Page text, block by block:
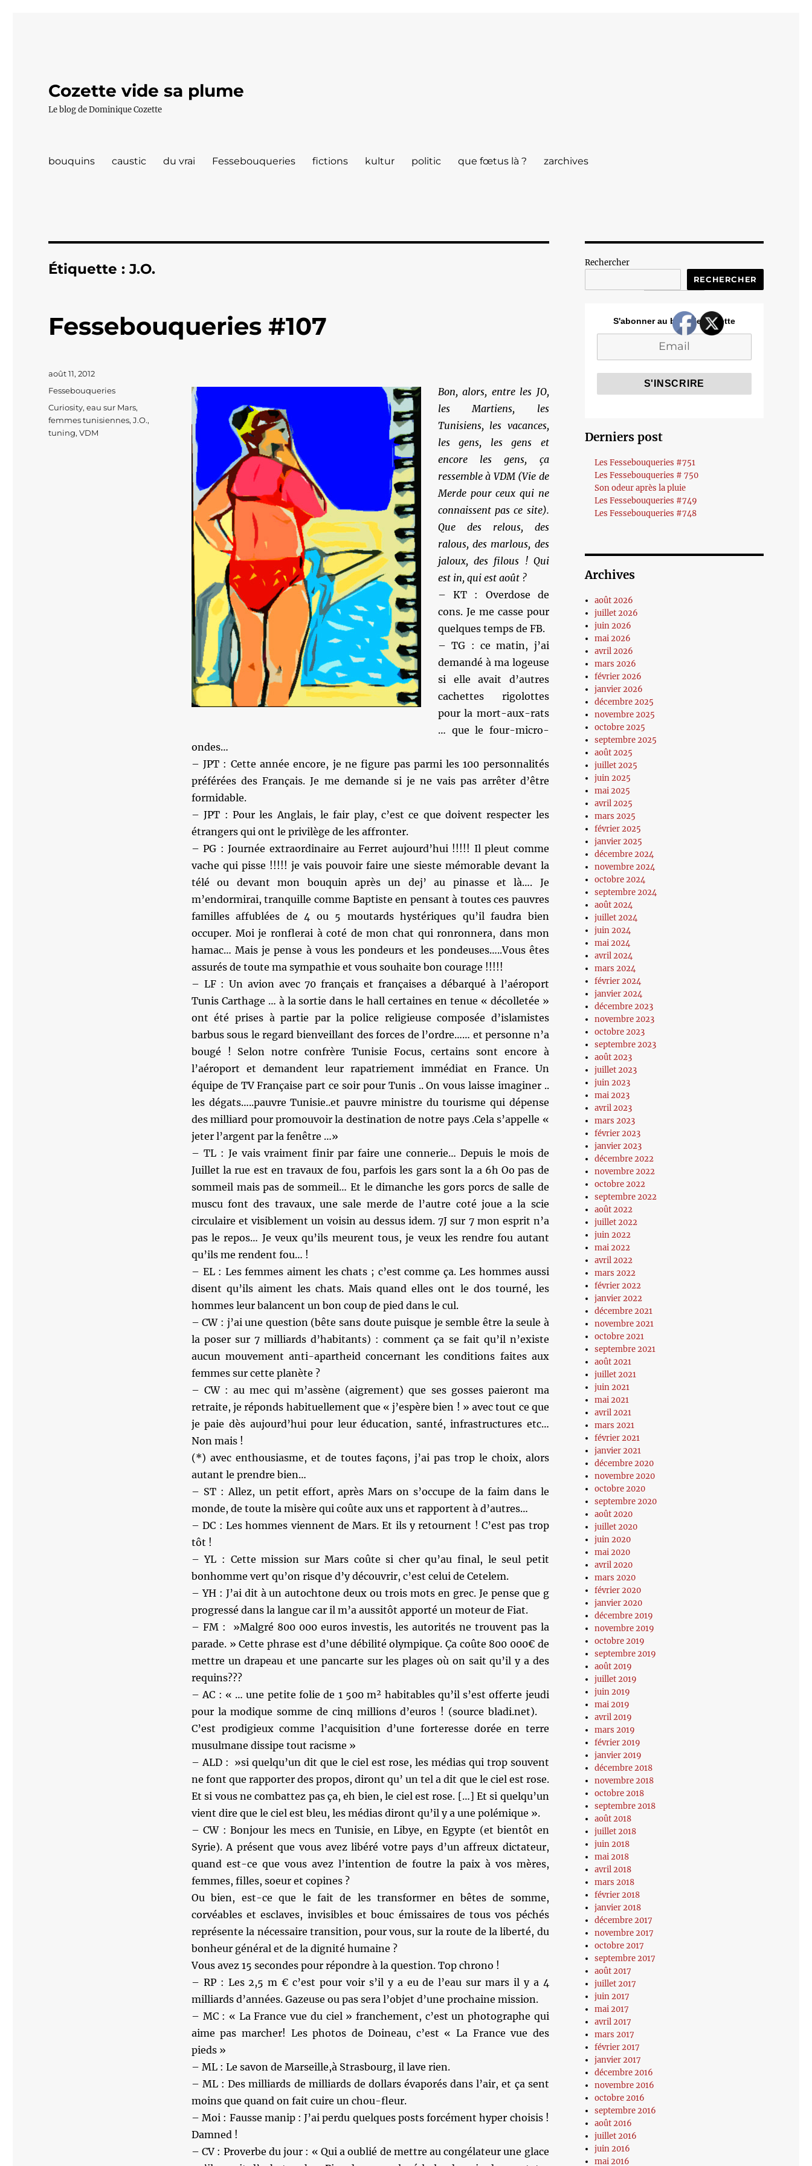
Cozette vide sa plume
Le blog de Dominique Cozette
bouquins caustic du vrai Fessebouqueries fictions kultur politic que fœtus là ? zarchives
Étiquette :J.O.
Fessebouqueries #107
Bon, alors, entre les JO,
les Martiens, les
Tunisiens, les vacances,
les gens, les gens et
encore les gens, ça
ressemble à VDM (Vie de
Merde pour ceux qui ne
connaissent pas ce site).
Que des relous, des
ralous, des marlous, des
jaloux, des filous ! Qui
est in, qui est août ?
– KT : Overdose de
cons. Je me casse pour
quelques temps de FB.
– TG : ce matin, j’ai
demandé à ma logeuse
si elle avait d’autres
cachettes rigolottes
pour la mort-aux-rats
… que le four-micro-
ondes…
– JPT : Cette année encore, je ne figure pas parmi les 100 personnalités
préférées des Français. Je me demande si je ne vais pas arrêter d’être
formidable.
– JPT : Pour les Anglais, le fair play, c’est ce que doivent respecter les
étrangers qui ont le privilège de les affronter.
– PG : Journée extraordinaire au Ferret aujourd’hui !!!!! Il pleut comme
vache qui pisse !!!!! je vais pouvoir faire une sieste mémorable devant la
télé ou devant mon bouquin après un dej’ au pinasse et là…. Je
m’endormirai, tranquille comme Baptiste en pensant à toutes ces pauvres
familles affublées de 4 ou 5 moutards hystériques qu’il faudra bien
occuper. Moi je ronflerai à coté de mon chat qui ronronnera, dans mon
hamac… Mais je pense à vous les pondeurs et les pondeuses…..Vous êtes
assurés de toute ma sympathie et vous souhaite bon courage !!!!!
– LF : Un avion avec 70 français et françaises a débarqué à l’aéroport
Tunis Carthage … à la sortie dans le hall certaines en tenue « décolletée »
ont été prises à partie par la police religieuse composée d’islamistes
barbus sous le regard bienveillant des forces de l’ordre…… et personne n’a
bougé ! Selon notre confrère Tunisie Focus, certains sont encore à
l’aéroport et demandent leur rapatriement immédiat en France. Un
équipe de TV Française part ce soir pour Tunis .. On vous laisse imaginer ..
les dégats…..pauvre Tunisie..et pauvre ministre du tourisme qui dépense
des milliard pour promouvoir la destination de notre pays .Cela s’appelle «
jeter l’argent par la fenêtre …»
– TL : Je vais vraiment finir par faire une connerie… Depuis le mois de
Juillet la rue est en travaux de fou, parfois les gars sont la a 6h Oo pas de
sommeil mais pas de sommeil… Et le dimanche les gors porcs de salle de
muscu font des travaux, une sale merde de l’autre coté joue a la scie
circulaire et visiblement un voisin au dessus idem. 7J sur 7 mon esprit n’a
pas le repos… Je veux qu’ils meurent tous, je veux les rendre fou autant
qu’ils me rendent fou… !
– EL : Les femmes aiment les chats ; c’est comme ça. Les hommes aussi
disent qu’ils aiment les chats. Mais quand elles ont le dos tourné, les
hommes leur balancent un bon coup de pied dans le cul.
– CW : j’ai une question (bête sans doute puisque je semble être la seule à
la poser sur 7 milliards d’habitants) : comment ça se fait qu’il n’existe
aucun mouvement anti-apartheid concernant les conditions faites aux
femmes sur cette planète ?
– CW : au mec qui m’assène (aigrement) que ses gosses paieront ma
retraite, je réponds habituellement que « j’espère bien ! » avec tout ce que
je paie dès aujourd’hui pour leur éducation, santé, infrastructures etc…
Non mais !
(*) avec enthousiasme, et de toutes façons, j’ai pas trop le choix, alors
autant le prendre bien…
– ST : Allez, un petit effort, après Mars on s’occupe de la faim dans le
monde, de toute la misère qui coûte aux uns et rapportent à d’autres…
– DC : Les hommes viennent de Mars. Et ils y retournent ! C’est pas trop
tôt !
– YL : Cette mission sur Mars coûte si cher qu’au final, le seul petit
bonhomme vert qu’on risque d’y découvrir, c’est celui de Cetelem.
– YH : J’ai dit à un autochtone deux ou trois mots en grec. Je pense que g
progressé dans la langue car il m’a aussitôt apporté un moteur de Fiat.
– FM : ‎ »Malgré 800 000 euros investis, les autorités ne trouvent pas la
parade. » Cette phrase est d’une débilité olympique. Ça coûte 800 000€ de
mettre un drapeau et une pancarte sur les plages où on sait qu’il y a des
requins???
– AC : « … une petite folie de 1 500 m² habitables qu’il s’est offerte jeudi
pour la modique somme de cinq millions d’euros ! (source bladi.net).
C’est prodigieux comme l’acquisition d’une forteresse dorée en terre
musulmane dissipe tout racisme »
– ALD : ‎ »si quelqu’un dit que le ciel est rose, les médias qui trop souvent
ne font que rapporter des propos, diront qu’ un tel a dit que le ciel est rose.
Et si vous ne combattez pas ça, eh bien, le ciel est rose. […] Et si quelqu’un
vient dire que le ciel est bleu, les médias diront qu’il y a une polémique ».
– CW : Bonjour les mecs en Tunisie, en Libye, en Egypte (et bientôt en
Syrie). A présent que vous avez libéré votre pays d’un affreux dictateur,
quand est-ce que vous avez l’intention de foutre la paix à vos mères,
femmes, filles, soeur et copines ?
Ou bien, est-ce que le fait de les transformer en bêtes de somme,
corvéables et esclaves, invisibles et bouc émissaires de tous vos péchés
représente la nécessaire transition, pour vous, sur la route de la liberté, du
bonheur général et de la dignité humaine ?
Vous avez 15 secondes pour répondre à la question. Top chrono !
– RP : Les 2,5 m € c’est pour voir s’il y a eu de l’eau sur mars il y a 4
milliards d’années. Gazeuse ou pas sera l’objet d’une prochaine mission.
– MC : « La France vue du ciel » franchement, c’est un photographe qui
aime pas marcher! Les photos de Doineau, c’est « La France vue des
pieds »
– ML : Le savon de Marseille,à Strasbourg, il lave rien.
– ML : Des milliards de milliards de dollars évaporés dans l’air, et ça sent
moins que quand on fait cuire un chou-fleur.
– Moi : Fausse manip : J’ai perdu quelques posts forcément hyper choisis !
Damned !
– CV : Proverbe du jour : « Qui a oublié de mettre au congélateur une glace
Publié
août 11, 2012
Catégories
Fessebouqueries
Étiquettes
Curiosity,eau sur Mars,
femmes tunisiennes,J.O.,
tuning,VDM
Rechercher
RECHERCHER
S'abonner au blog de Cozette
Derniers post
Les Fessebouqueries #751
Les Fessebouqueries # 750
Son odeur après la pluie
Les Fessebouqueries #749
Les Fessebouqueries #748
Archives
août 2026
juillet 2026
juin 2026
mai 2026
avril 2026
mars 2026
février 2026
janvier 2026
décembre 2025
novembre 2025
octobre 2025
septembre 2025
août 2025
juillet 2025
juin 2025
mai 2025
avril 2025
mars 2025
février 2025
janvier 2025
décembre 2024
novembre 2024
octobre 2024
septembre 2024
août 2024
juillet 2024
juin 2024
mai 2024
avril 2024
mars 2024
février 2024
janvier 2024
décembre 2023
novembre 2023
octobre 2023
septembre 2023
août 2023
juillet 2023
juin 2023
mai 2023
avril 2023
mars 2023
février 2023
janvier 2023
décembre 2022
novembre 2022
octobre 2022
septembre 2022
août 2022
juillet 2022
juin 2022
mai 2022
avril 2022
mars 2022
février 2022
janvier 2022
décembre 2021
novembre 2021
octobre 2021
septembre 2021
août 2021
juillet 2021
juin 2021
mai 2021
avril 2021
mars 2021
février 2021
janvier 2021
décembre 2020
novembre 2020
octobre 2020
septembre 2020
août 2020
juillet 2020
juin 2020
mai 2020
avril 2020
mars 2020
février 2020
janvier 2020
décembre 2019
novembre 2019
octobre 2019
septembre 2019
août 2019
juillet 2019
juin 2019
mai 2019
avril 2019
mars 2019
février 2019
janvier 2019
décembre 2018
novembre 2018
octobre 2018
septembre 2018
août 2018
juillet 2018
juin 2018
mai 2018
avril 2018
mars 2018
février 2018
janvier 2018
décembre 2017
novembre 2017
octobre 2017
septembre 2017
août 2017
juillet 2017
juin 2017
mai 2017
avril 2017
mars 2017
février 2017
janvier 2017
décembre 2016
novembre 2016
octobre 2016
septembre 2016
août 2016
juillet 2016
juin 2016
mai 2016